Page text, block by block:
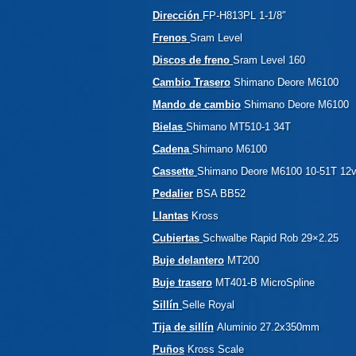
Dirección FP-H813PL 1-1/8″
Frenos Sram Level
Discos de freno Sram Level 160
Cambio Trasero Shimano Deore M6100
Mando de cambio Shimano Deore M6100
Bielas Shimano MT510-1 34T
Cadena Shimano M6100
Cassette Shimano Deore M6100 10-51T 12v
Pedalier BSA BB52
Llantas Kross
Cubiertas Schwalbe Rapid Rob 29×2.25
Buje delantero MT200
Buje trasero MT401-B MicroSpline
Sillín Selle Royal
Tija de sillín Aluminio 27.2x350mm
Puños Kross Scale